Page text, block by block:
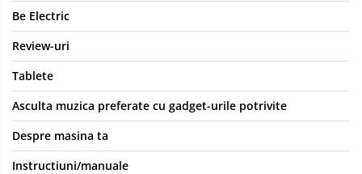
Be Electric
Review-uri
Tablete
Asculta muzica preferate cu gadget-urile potrivite
Despre masina ta
Instructiuni/manuale